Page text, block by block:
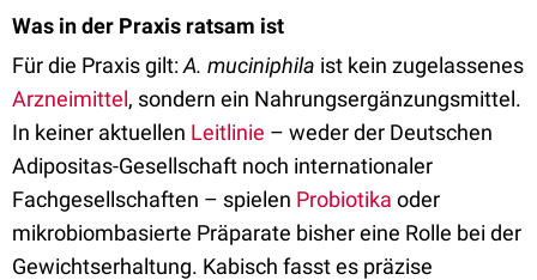
Was in der Praxis ratsam ist
Für die Praxis gilt:A. muciniphila ist kein zugelassenes
Arzneimittel, sondern ein Nahrungsergänzungsmittel.
In keiner aktuellen Leitlinie – weder der Deutschen
Adipositas-Gesellschaft noch internationaler
Fachgesellschaften – spielen Probiotika oder
mikrobiombasierte Präparate bisher eine Rolle bei der
Gewichtserhaltung. Kabisch fasst es präzise